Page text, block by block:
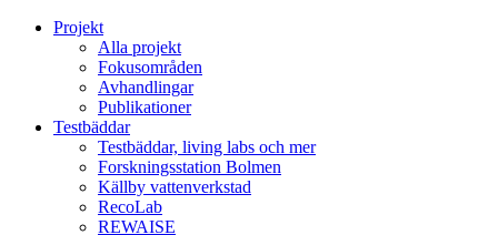
Projekt
Alla projekt
Fokusområden
Avhandlingar
Publikationer
Testbäddar
Testbäddar, living labs och mer
Forskningsstation Bolmen
Källby vattenverkstad
RecoLab
REWAISE